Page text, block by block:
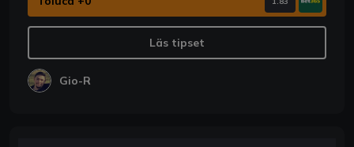
Läs tipset
Gio-R